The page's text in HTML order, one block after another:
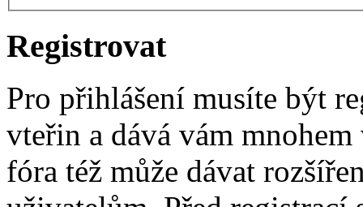
Registrovat
Pro přihlášení musíte být
vteřin a dává vám
fóra též může dávat